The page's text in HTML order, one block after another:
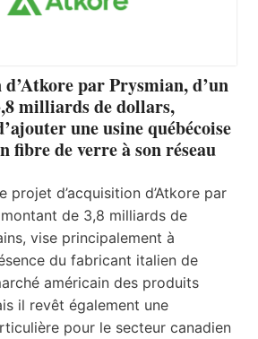
par Prysmian, d’un
milliards de dollars,
une usine québécoise
fibre de verre à son réseau
projet d’acquisition d’Atkore par
montant de 3,8 milliards de
vise principalement à
du fabricant italien de
américain des produits
il revêt également une
pour le secteur canadien